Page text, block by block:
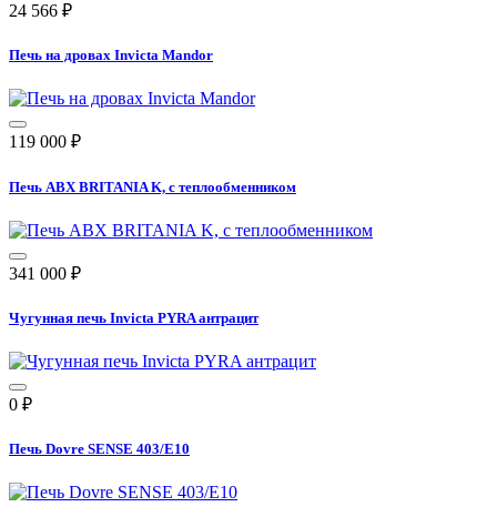
24 566 ₽
Печь на дровах Invicta Mandor
119 000 ₽
Печь ABX BRITANIA K, с теплообменником
341 000 ₽
Чугунная печь Invicta PYRA антрацит
0 ₽
Печь Dovre SENSE 403/E10